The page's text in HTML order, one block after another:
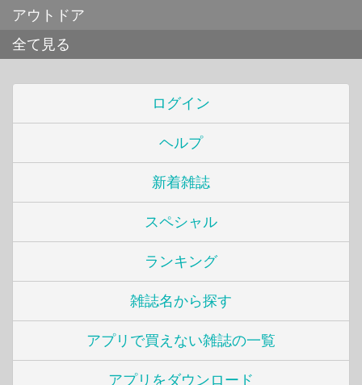
アウトドア
全て見る
ログイン
ヘルプ
新着雑誌
スペシャル
ランキング
雑誌名から探す
アプリで買えない雑誌の一覧
アプリをダウンロード